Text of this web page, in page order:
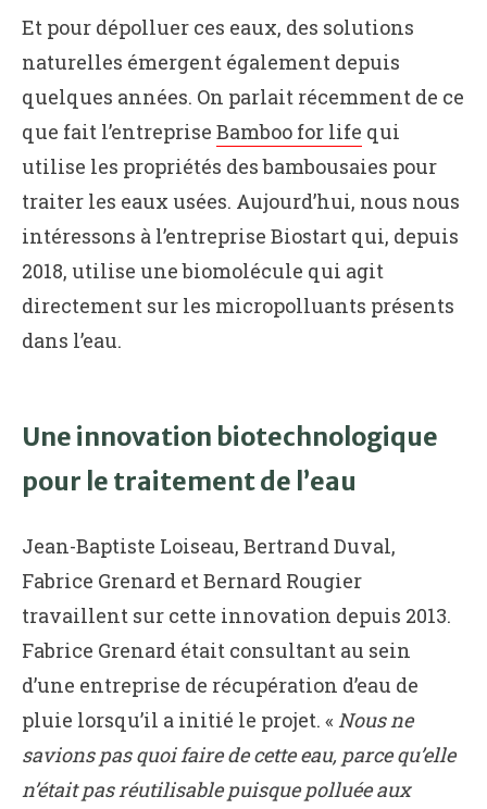
Et pour dépolluer ces eaux, des solutions
naturelles émergent également depuis
quelques années. On parlait récemment de ce
que fait l’entreprise Bamboo for life qui
utilise les propriétés des bambousaies pour
traiter les eaux usées. Aujourd’hui, nous nous
intéressons à l’entreprise Biostart qui, depuis
2018, utilise une biomolécule qui agit
directement sur les micropolluants présents
dans l’eau.
Une innovation biotechnologique
pour le traitement de l’eau
Jean-Baptiste Loiseau, Bertrand Duval,
Fabrice Grenard et Bernard Rougier
travaillent sur cette innovation depuis 2013.
Fabrice Grenard était consultant au sein
d’une entreprise de récupération d’eau de
pluie lorsqu’il a initié le projet. « Nous ne
savions pas quoi faire de cette eau, parce qu’elle
n’était pas réutilisable puisque polluée aux